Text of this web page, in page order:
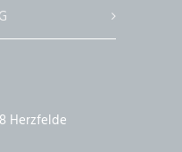
Herzfelde